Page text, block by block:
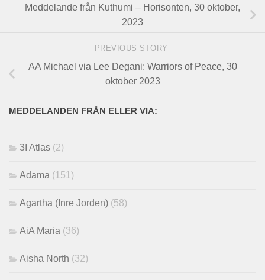
Meddelande från Kuthumi – Horisonten, 30 oktober,
2023
PREVIOUS STORY
AA Michael via Lee Degani: Warriors of Peace, 30
oktober 2023
MEDDELANDEN FRÅN ELLER VIA:
3I Atlas (2)
Adama (151)
Agartha (Inre Jorden) (58)
AiA Maria (36)
Aisha North (32)